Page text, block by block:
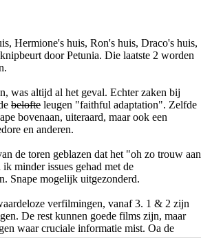
Hermione's huis, Ron's huis, Draco's huis,
door Petunia. Die laatste 2 worden
was altijd al het geval. Echter zaken bij
belofte leugen "faithful adaptation". Zelfde
bovenaan, uiteraard, maar ook een
en anderen.
de toren geblazen dat het "oh zo trouw aan
minder issues gehad met de
Snape mogelijk uitgezonderd.
verfilmingen, vanaf 3. 1 & 2 zijn
De rest kunnen goede films zijn, maar
waar cruciale informatie mist. Oa de